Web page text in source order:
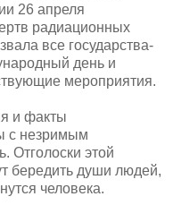
26 апреля
радиационных
все государства-
день и
мероприятия.
и факты
с незримым
Отголоски этой
бередить души людей,
человека.